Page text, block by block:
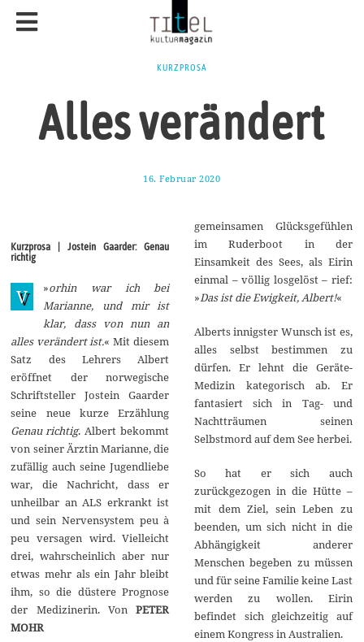
KURZPROSA
Alles verändert
16. Februar 2020
e
u
a
r
2
0
Kurzprosa | Jostein Gaarder: Genau
richtig
»
V
orhin war ich bei
Marianne, und mir ist
klar, dass von nun an
alles verändert ist.« Mit diesem
Satz des Lehrers Albert
eröffnet der norwegische
Schriftsteller Jostein Gaarder
seine neue kurze Erzählung
Genau richtig. Albert bekommt
von seiner Ärztin Marianne, die
zufällig auch seine Jugendliebe
war, die Nachricht, dass er
unheilbar an ALS erkrankt ist
und sein Nervensystem peu à
peu versagen wird. Vielleicht
drei, wahrscheinlich aber nur
etwas mehr als ein Jahr bleibt
ihm, so die düstere Prognose
der Medizinerin. VonPETER
MOHR
gemeinsamen Glücksgefühlen
im Ruderboot in der
Einsamkeit des Sees, als Eirin
einmal – völlig losgelöst – rief:
»Das ist die Ewigkeit, Albert!«
Alberts innigster Wunsch ist es,
alles selbst bestimmen zu
dürfen. Er lehnt die Geräte-
Medizin kategorisch ab. Er
fantasiert sich in Tag- und
Nachtträumen seinen
Selbstmord auf dem See herbei.
So hat er sich auch
zurückgezogen in die Hütte –
mit dem Ziel, sein Leben zu
beenden, um sich nicht in die
Abhängigkeit anderer
Menschen begeben zu müssen
und für seine Familie keine Last
werden zu wollen. Eirin
befindet sich gleichzeitig auf
einem Kongress in Australien.